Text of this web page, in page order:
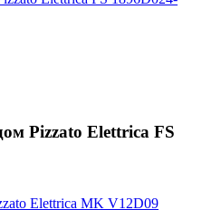
Pizzato Elettrica FS